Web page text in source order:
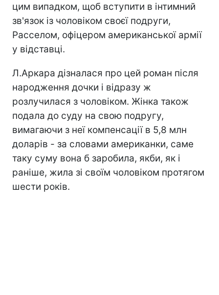
цим випадком, щоб вступити в інтимний
зв'язок із чоловіком своєї подруги,
Расселом, офіцером американської армії
у відставці.
Л.Аркара дізналася про цей роман після
народження дочки і відразу ж
розлучилася з чоловіком. Жінка також
подала до суду на свою подругу,
вимагаючи з неї компенсації в 5,8 млн
доларів - за словами американки, саме
таку суму вона б заробила, якби, як і
раніше, жила зі своїм чоловіком протягом
шести років.